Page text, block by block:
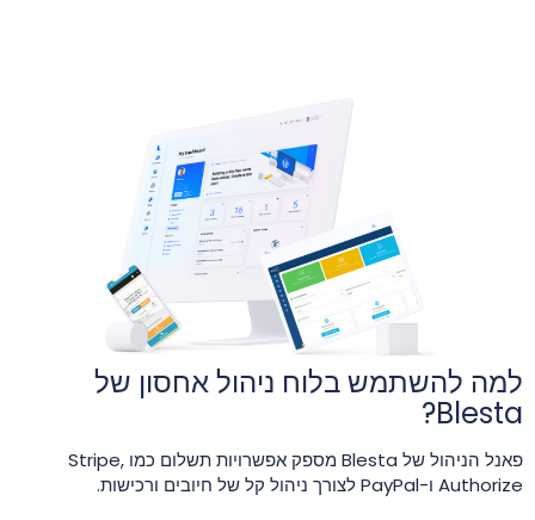
למה להשתמש בלוח ניהול אחסון של
Blesta?
פאנל הניהול של Blesta מספק אפשרויות תשלום כמו Stripe,
Authorize ו-PayPal לצורך ניהול קל של חיובים ורכישות.